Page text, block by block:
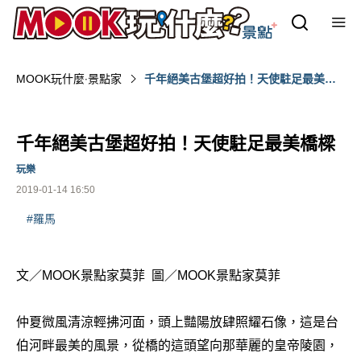
MOOK玩什麼‧景點家
千年絕美古堡超好拍！天使駐足最美橋
千年絕美古堡超好拍！天使駐足最美橋樑
2019-01-14 16:50
玩樂
#羅馬
文／MOOK景點家莫菲 圖／MOOK景點家莫菲
仲夏微風清涼輕拂河面，頭上豔陽放肆照耀石像，這是台
伯河畔最美的風景，從橋的這頭望向那華麗的皇帝陵園，